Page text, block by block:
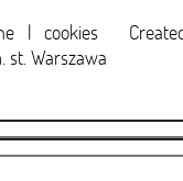
| cookies
st. Warszawa